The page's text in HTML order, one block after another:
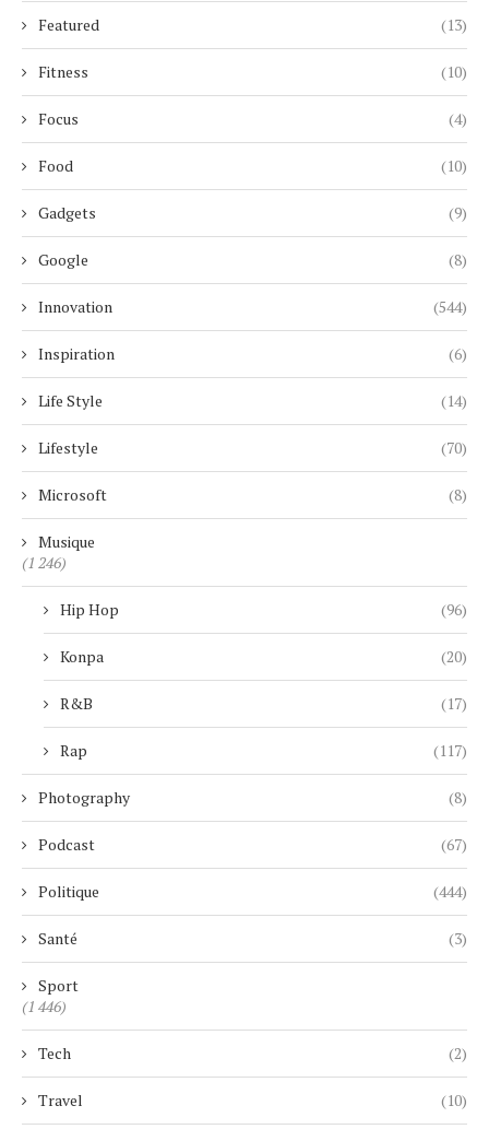
Featured (13)
Fitness (10)
Focus (4)
Food (10)
Gadgets (9)
Google (8)
Innovation (544)
Inspiration (6)
Life Style (14)
Lifestyle (70)
Microsoft (8)
Musique
(1 246)
Hip Hop (96)
Konpa (20)
R&B (17)
Rap (117)
Photography (8)
Podcast (67)
Politique (444)
Santé (3)
Sport
(1 446)
Tech (2)
Travel (10)